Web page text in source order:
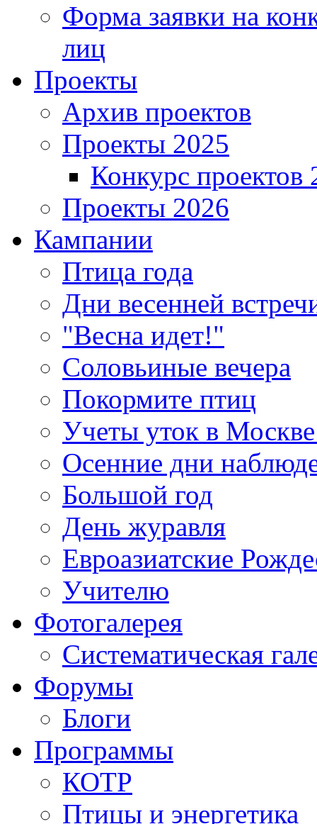
Форма заявки на
лиц
Проекты
Архив проектов
Проекты 2025
Конкурс проектов
Проекты 2026
Кампании
Птица года
Дни весенней
"Весна идет!"
Соловьиные вечера
Покормите птиц
Учеты уток в
Осенние дни
Большой год
День журавля
Евроазиатские
Учителю
Фотогалерея
Систематическая
Форумы
Блоги
Программы
КОТР
Птицы и энергетика